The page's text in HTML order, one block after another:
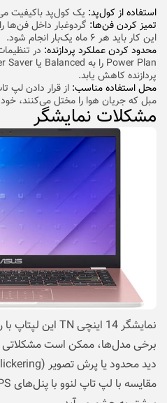
استفاده از کول‌پد: یک کول‌پد باکیفیت
تمیز کردن فن‌ها: گردوغبار داخل فن‌ها
این کار باید هر ۶ ماه یک‌بار انجام شود.
محدود کردن عملکرد پردازنده:
پردازنده کاهش یابد.
محل استفاده مناسب: از قرار دادن لپ
مبل که جریان هوا را مختل می‌کنند،
مشکلات نمایشگر
برخی مدل‌ها، ممکن است مشکلاتی